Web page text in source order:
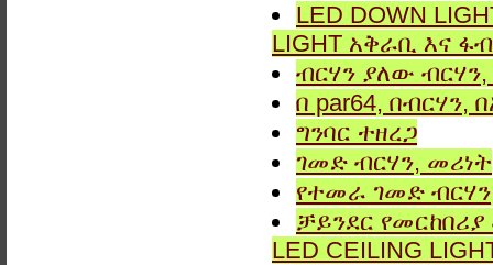
LED DOWN
LIGHT አቅራቢ እና
ብርሃን ያለው ብርሃን,
በ par64, በብርሃን,
ግንባር ​​ተዘረጋ
ገመድ ብርሃን, መሪነት
የተመራ ገመድ
ቻይንደር
LED CEILING